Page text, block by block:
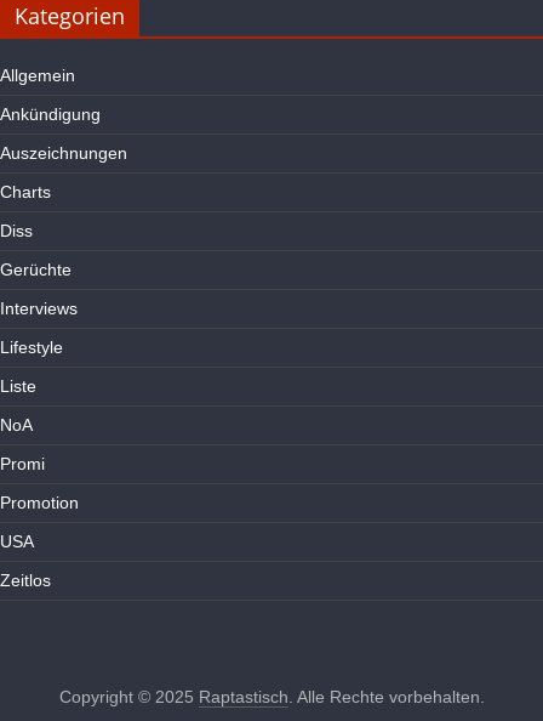
Kategorien
Allgemein
Ankündigung
Auszeichnungen
Charts
Diss
Gerüchte
Interviews
Lifestyle
Liste
NoA
Promi
Promotion
USA
Zeitlos
Copyright © 2025 Raptastisch . Alle Rechte vorbehalten.